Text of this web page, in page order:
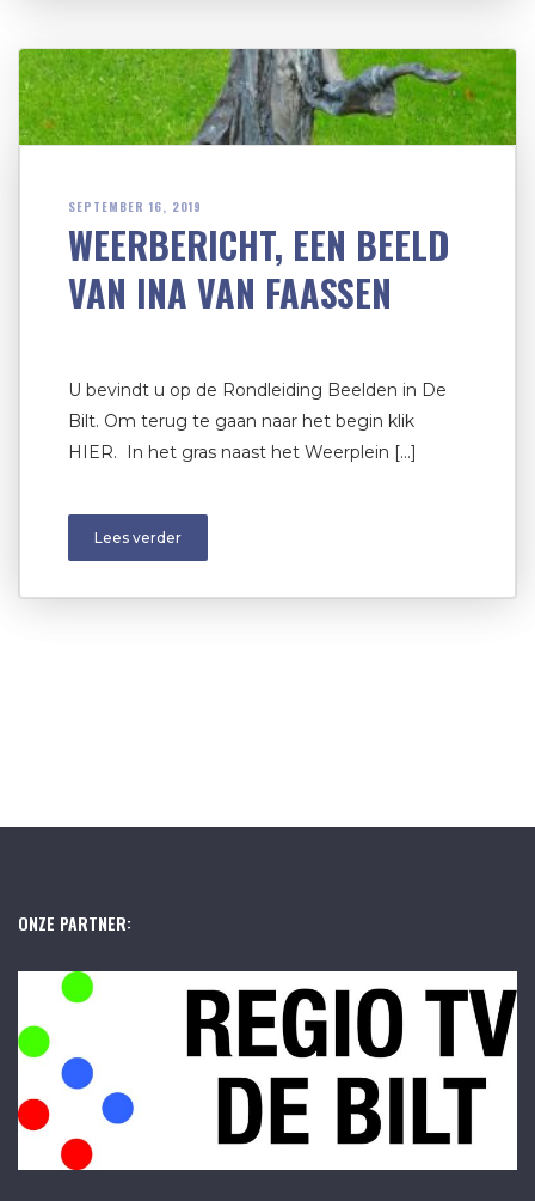
SEPTEMBER 16, 2019
WEERBERICHT, EEN BEELD
VAN INA VAN FAASSEN
U bevindt u op de Rondleiding Beelden in De
Bilt. Om terug te gaan naar het begin klik
HIER. In het gras naast het Weerplein […]
Lees verder
ONZE PARTNER: